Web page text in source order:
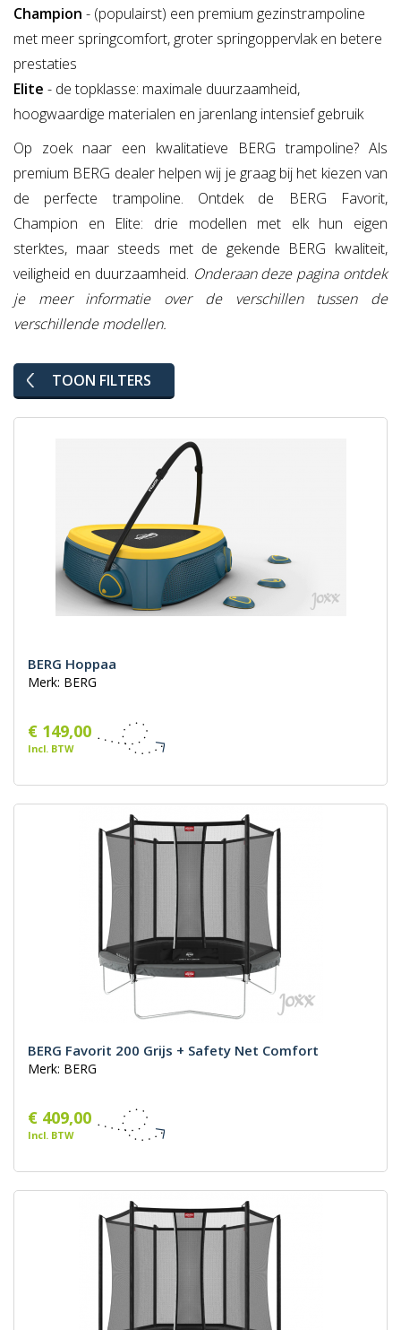
Champion - (populairst) een premium gezinstrampoline
met meer springcomfort, groter springoppervlak en betere
prestaties
Elite - de topklasse: maximale duurzaamheid,
hoogwaardige materialen en jarenlang intensief gebruik
Op zoek naar een kwalitatieve BERG trampoline? Als
premium BERG dealer helpen wij je graag bij het kiezen van
de perfecte trampoline. Ontdek de BERG Favorit,
Champion en Elite: drie modellen met elk hun eigen
sterktes, maar steeds met de gekende BERG kwaliteit,
veiligheid en duurzaamheid. Onderaan deze pagina ontdek
je meer informatie over de verschillen tussen de
verschillende modellen.
TOON FILTERS
BERG Hoppaa
Merk: BERG
€ 149,00
Incl. BTW
BERG Favorit 200 Grijs + Safety Net Comfort
Merk: BERG
€ 409,00
Incl. BTW